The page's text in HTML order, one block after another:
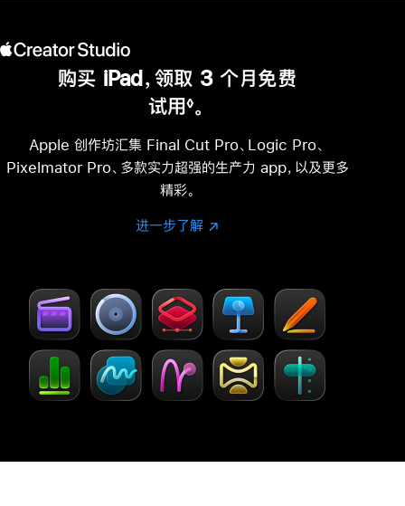
购买 iPad，领取 3 个月免费
试用
注
◊。
Apple 创作坊汇集 Final Cut Pro、Logic Pro、
Pixelmator Pro、多款实力超强的生产力 app，以及更多
精彩。
进一步了解 进
了
Creator Studio
(在
口
打
开)